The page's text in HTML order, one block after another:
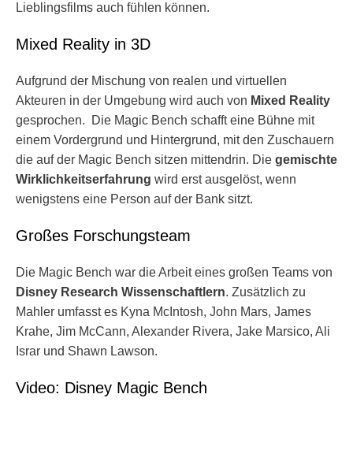
Lieblingsfilms auch fühlen können.
Mixed Reality in 3D
Aufgrund der Mischung von realen und virtuellen
Akteuren in der Umgebung wird auch von Mixed Reality
gesprochen. Die Magic Bench schafft eine Bühne mit
einem Vordergrund und Hintergrund, mit den Zuschauern
die auf der Magic Bench sitzen mittendrin. Die gemischte
Wirklichkeitserfahrung wird erst ausgelöst, wenn
wenigstens eine Person auf der Bank sitzt.
Großes Forschungsteam
Die Magic Bench war die Arbeit eines großen Teams von
Disney Research Wissenschaftlern. Zusätzlich zu
Mahler umfasst es Kyna McIntosh, John Mars, James
Krahe, Jim McCann, Alexander Rivera, Jake Marsico, Ali
Israr und Shawn Lawson.
Video: Disney Magic Bench